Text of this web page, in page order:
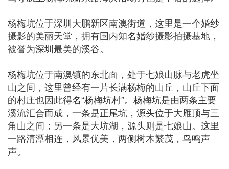
杨梅坑位于深圳大鹏新区南澳街道，这里是一个婚纱
摄影的美丽天堂，拥有国内知名婚纱摄影拍摄基地，
被誉为深圳最美的溪谷。
杨梅坑位于南澳镇的东北面，处于七娘山脉与老虎坐
山之间，这里曾经有一片长满杨梅的山丘，山丘下面
的村庄也因此得名“杨梅坑村”。杨梅坑是由两条主要
溪流汇合而成，一条是正尾坑，源头位于大雁顶与三
角山之间；另一条是大坑湖，源头则是七娘山。这里
一路清潭相连，风景优美，两侧树木繁茂，鸟鸣声
声。